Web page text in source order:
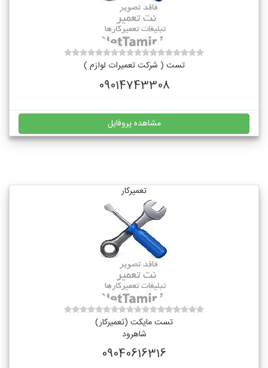
تست ( شرکت تعمیرات لوازم )
09014743308
مشاهده پروفایل
تعمیرکار
تست مایکت (تعمیرکار)
شاهرود
09040616316